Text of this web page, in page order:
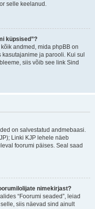
selle keelanud.
küpsised”?
andmed, mida phpBB on
ja parooli. Kui sul
siis võib see link Sind
on salvestatud andmebaasi.
Linki KJP lehele näeb
foorumi päises. Seal saad
nimekirjast?
“Foorumi seaded”, leiad
siis näevad sind ainult